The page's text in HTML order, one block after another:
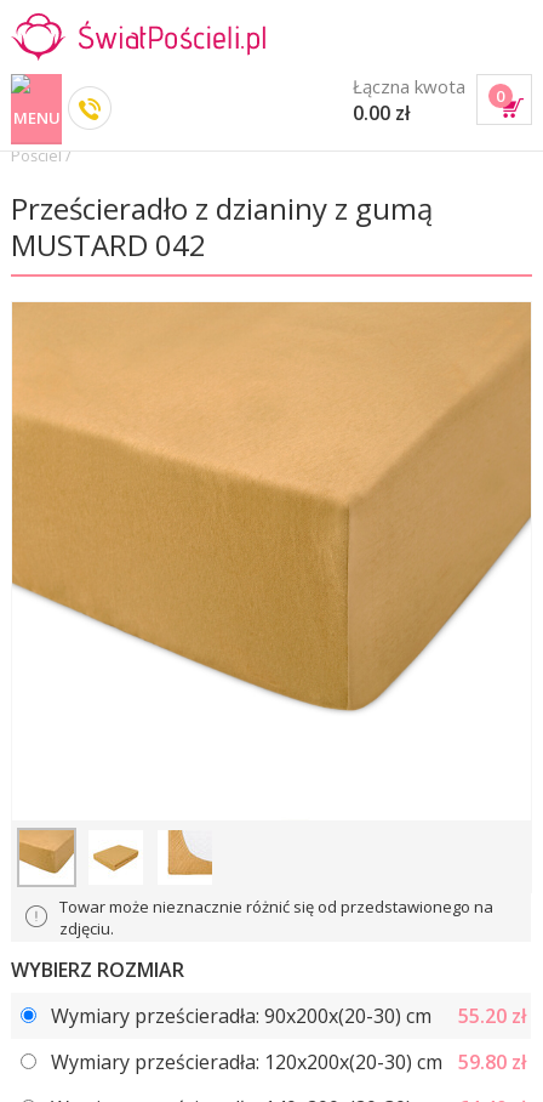
0
Łączna kwota
0.00 zł
Pościel/
Prześcieradło z dzianiny z gumą
MUSTARD 042
Towar może nieznacznie różnić się od przedstawionego na
zdjęciu.
WYBIERZ ROZMIAR
Wymiary prześcieradła: 90x200x(20-30) сm
55.20 zł
Wymiary prześcieradła: 120x200x(20-30) сm
59.80 zł